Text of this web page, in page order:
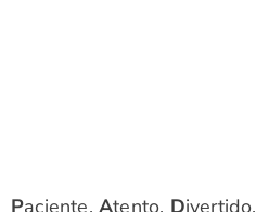
Paciente.Atento. Divertido.